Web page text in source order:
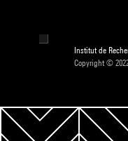
Institut de
Copyright ©